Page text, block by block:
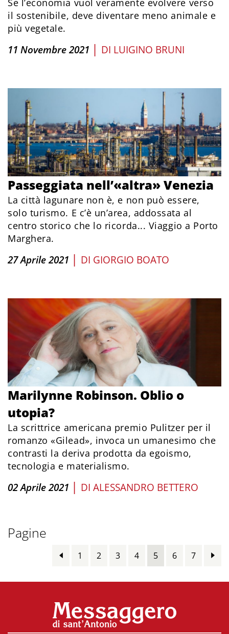
Se l’economia vuol veramente evolvere verso
il sostenibile, deve diventare meno animale e
più vegetale.
11 Novembre 2021 | DI LUIGINO BRUNI
Passeggiata nell’«altra» Venezia
La città lagunare non è, e non può essere,
solo turismo. E c’è un’area, addossata al
centro storico che lo ricorda... Viaggio a Porto
Marghera.
27 Aprile 2021 | DI GIORGIO BOATO
Marilynne Robinson. Oblio o
utopia?
La scrittrice americana premio Pulitzer per il
romanzo «Gilead», invoca un umanesimo che
contrasti la deriva prodotta da egoismo,
tecnologia e materialismo.
02 Aprile 2021 | DI ALESSANDRO BETTERO
Pagine
1 2 3 4 5 6 7